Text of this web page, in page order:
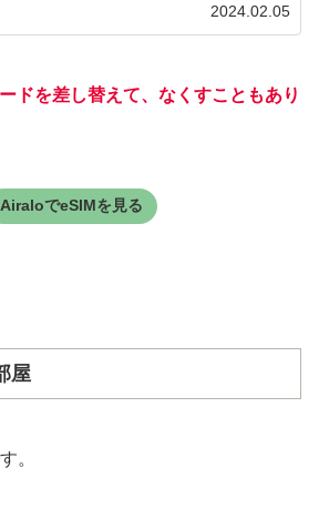
2024.02.05
ドを差し替えて、なくすこともあり
AiraloでeSIMを見る
屋
。